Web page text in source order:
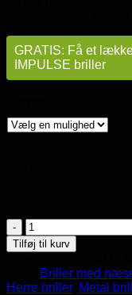
GRATIS: Få et
IMPULSE briller
Læsebriller
IMPULSE
Read3794
antal
Tilføj til kurv
Briller med
Herre briller, Metal